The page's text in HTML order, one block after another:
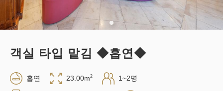
합계 JPY
남은 1 실
객실 타입 맡김 ◆흡연◆
흡연 23.00m2 1~2명